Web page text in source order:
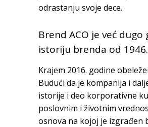
odrastanju svoje dece.
Brend ACO je već
istoriju brenda od
Krajem 2016. godine
Budući da je kompanija i
istorije i deo korporativne
poslovnim i životnim
osnova na kojoj je izgrađen